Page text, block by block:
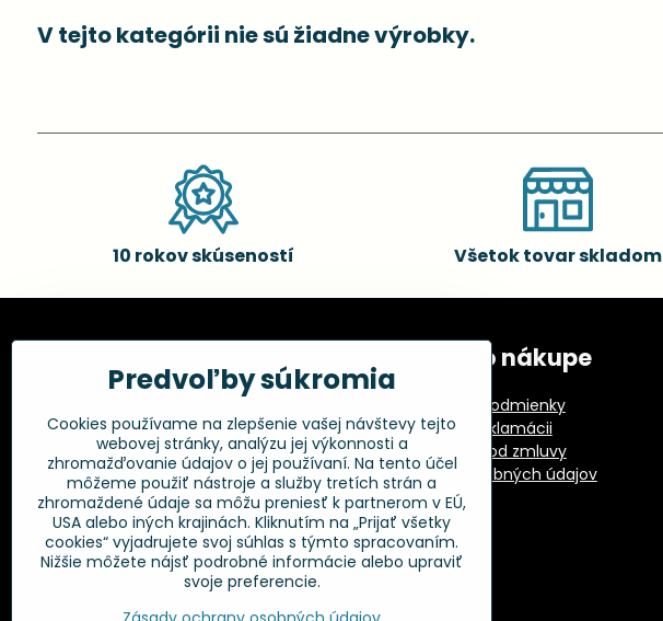
10 rokov skúseností Všetok tovar skladom
Kadernícke potreby, s.r.o.
Fakturačné údaje:
Kadernícke potreby, s.r.o.
Klincová 37
821 08 Bratislava
+421 948 014 333
info​@kadernickepotreby​.sk
Všetko o nákupe
Obchodné podmienky
Postup pri reklamácii
Odstúpenie od zmluvy
Ochrana osobných údajov
GPSR
Predvoľby súkromia
Cookies používame na zlepšenie vašej návštevy tejto
webovej stránky, analýzu jej výkonnosti a
zhromažďovanie údajov o jej používaní. Na tento účel
môžeme použiť nástroje a služby tretích strán a
zhromaždené údaje sa môžu preniesť k partnerom v EÚ,
USA alebo iných krajinách. Kliknutím na „Prijať všetky
cookies“ vyjadrujete svoj súhlas s týmto spracovaním.
Nižšie môžete nájsť podrobné informácie alebo upraviť
svoje preferencie.